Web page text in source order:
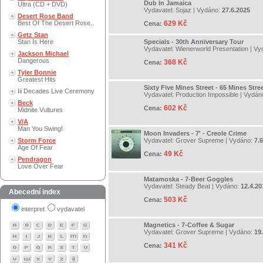
Ultra (CD + DVD)
Desert Rose Band
Best Of The Desert Rose..
Getz Stan
Stan Is Here
Jackson Michael
Dangerous
Tyler Bonnie
Greatest Hits
Iii Decades Live Ceremony
Beck
Midnite Vultures
V/A
Man You Swing!
Storm Force
Age Of Fear
Pendragon
Love Over Fear
Abecední index
interpret vydavatel
Dub In Jamaica
Vydavatel: Sojaz | Vydáno: 27.6.2025
Cena: 629 Kč
Specials - 30th Anniversary Tour
Vydavatel: Wienerworld Presentation |
Cena: 368 Kč
Sixty Five Mines Street - 65 Mines
Vydavatel: Production Impossible |
Cena: 602 Kč
Moon Invaders - 7' - Creole Crime
Vydavatel: Grover Supreme | Vydáno:
Cena: 49 Kč
Matamoska - 7-Beer Goggles
Vydavatel: Steady Beat | Vydáno:
Cena: 503 Kč
Magnetics - 7-Coffee & Sugar
Vydavatel: Grover Supreme | Vydáno:
Cena: 341 Kč